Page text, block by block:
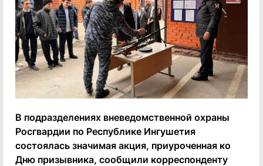
В подразделениях вневедомственной охраны
Росгвардии по Республике Ингушетия
состоялась значимая акция, приуроченная ко
Дню призывника, сообщили корреспонденту